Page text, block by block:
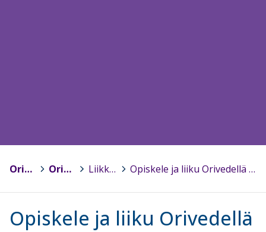
Orivesi > Oriveden lukio > Liikkuva opiskelu > Opiskele ja liiku Orivedellä -hanke 2019 - 2020
Opiskele ja liiku Orivedellä